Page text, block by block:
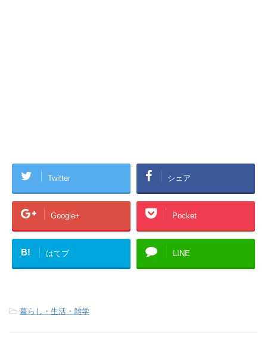
Twitter シェア
Google+ Pocket
B! はてブ LINE
-暮らし・生活・雑学